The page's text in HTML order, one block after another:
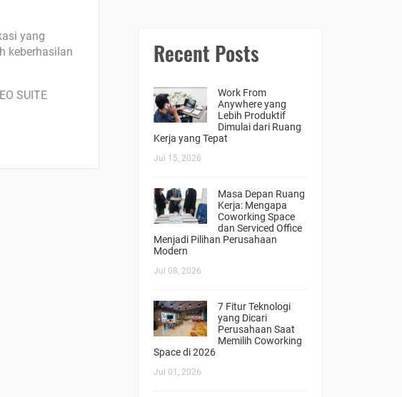
yang
keberhasilan
SUITE
Recent Posts
Work From
Anywhere yang
Lebih Produktif
Dimulai dari Ruang
Kerja yang Tepat
Jul 15, 2026
Masa Depan Ruang
Kerja: Mengapa
Coworking Space
dan Serviced Office
Menjadi Pilihan Perusahaan
Modern
Jul 08, 2026
7 Fitur Teknologi
yang Dicari
Perusahaan Saat
Memilih Coworking
Space di 2026
Jul 01, 2026